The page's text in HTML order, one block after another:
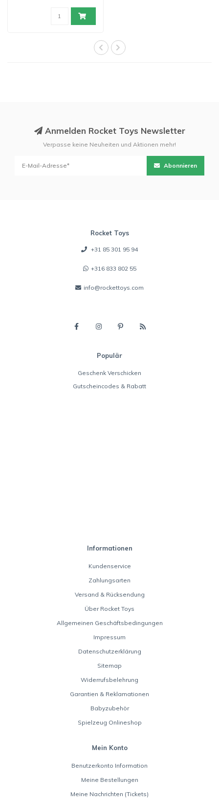
Anmelden Rocket Toys Newsletter
Verpasse keine Neuheiten und Aktionen mehr!
Abonnieren
Rocket Toys
+31 85 301 95 94
+316 833 802 55
info@rockettoys.com
Populär
Geschenk Verschicken
Gutscheincodes & Rabatt
Informationen
Kundenservice
Zahlungsarten
Versand & Rücksendung
Über Rocket Toys
Allgemeinen Geschäftsbedingungen
Impressum
Datenschutzerklärung
Sitemap
Widerrufsbelehrung
Garantien & Reklamationen
Babyzubehör
Spielzeug Onlineshop
Mein Konto
Benutzerkonto Information
Meine Bestellungen
Meine Nachrichten (Tickets)